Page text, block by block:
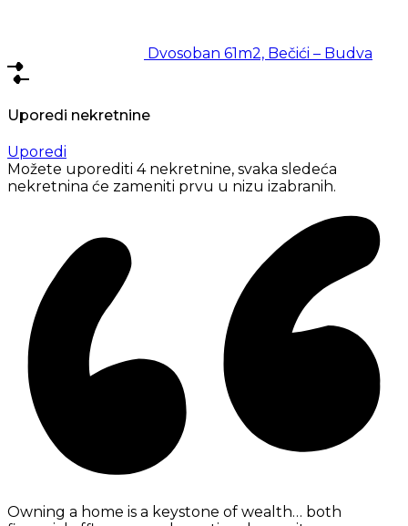
Dvosoban 61m2, Bečići – Budva
Uporedi nekretnine
Uporedi
Možete uporediti 4 nekretnine, svaka sledeća
nekretnina će zameniti prvu u nizu izabranih.
Owning a home is a keystone of wealth… both